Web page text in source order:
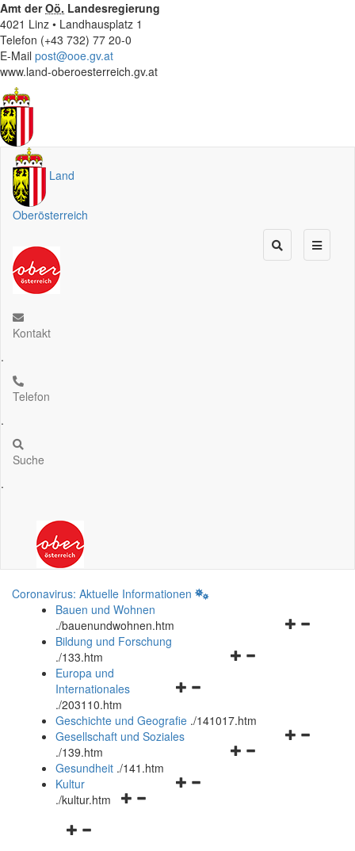
Amt derOö. Landesregierung
4021 Linz • Landhausplatz 1
Telefon (+43 732) 77 20-0
E-Mail post@ooe.gv.at
www.land-oberoesterreich.gv.at
Land
Oberösterreich
Kontakt
.
Telefon
.
Suche
.
Coronavirus: Aktuelle Informationen
Bauen und Wohnen
./bauenundwohnen.htm
Navigationsmenü
Bildung und Forschung
./133.htm
Navigationsmenü
und
schließen
Europa und
Internationales
./203110.htm
Geschichte und Geografie ./141017.htm
Navigationsmenü
Gesellschaft und Soziales
./139.htm
Navigationsmenü
Gesundheit ./141.htm
Navigationsmenü
Kultur
./kultur.htm
Navigationsmenü